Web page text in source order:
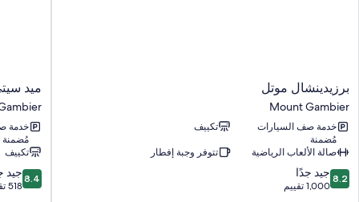
برزيدينشال
موتل
Mount
Gambier
برزيدينشال موتل
Mount Gambier
خدمة صف السيارات
مُضمنة
تكييف
صالة الألعاب الرياضية
تتوفر وجبة إفطار
8.2
من
8.2 جيد جدًا
1,000 تقييم
ميد
سيتي
موتل
-
ماونت
جامبيه
Mount
ميد
خدمة
مُضمنة
تكييف
8.4
من
8.4 جيد
518 تقييمًا